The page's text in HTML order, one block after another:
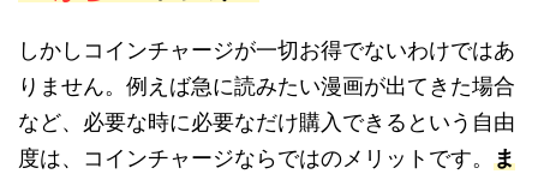
しかしコインチャージが一切お得でないわけではあ
りません。例えば急に読みたい漫画が出てきた場合
など、必要な時に必要なだけ購入できるという自由
度は、コインチャージならではのメリットです。 ま